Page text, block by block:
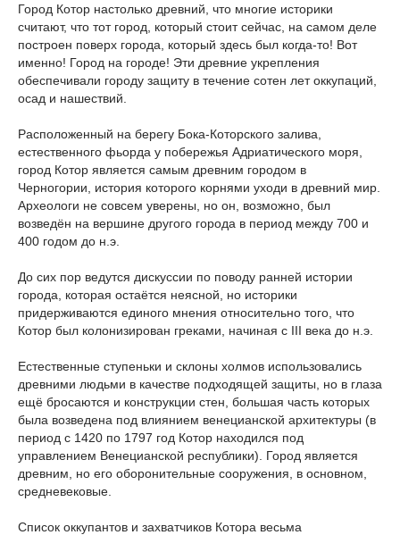
Город Котор настолько древний, что многие историки
считают, что тот город, который стоит сейчас, на самом деле
построен поверх города, который здесь был когда-то! Вот
именно! Город на городе! Эти древние укрепления
обеспечивали городу защиту в течение сотен лет оккупаций,
осад и нашествий.
Расположенный на берегу Бока-Которского залива,
естественного фьорда у побережья Адриатического моря,
город Котор является самым древним городом в
Черногории, история которого корнями уходи в древний мир.
Археологи не совсем уверены, но он, возможно, был
возведён на вершине другого города в период между 700 и
400 годом до н.э.
До сих пор ведутся дискуссии по поводу ранней истории
города, которая остаётся неясной, но историки
придерживаются единого мнения относительно того, что
Котор был колонизирован греками, начиная с III века до н.э.
Естественные ступеньки и склоны холмов использовались
древними людьми в качестве подходящей защиты, но в глаза
ещё бросаются и конструкции стен, большая часть которых
была возведена под влиянием венецианской архитектуры (в
период с 1420 по 1797 год Котор находился под
управлением Венецианской республики). Город является
древним, но его оборонительные сооружения, в основном,
средневековые.
Список оккупантов и захватчиков Котора весьма